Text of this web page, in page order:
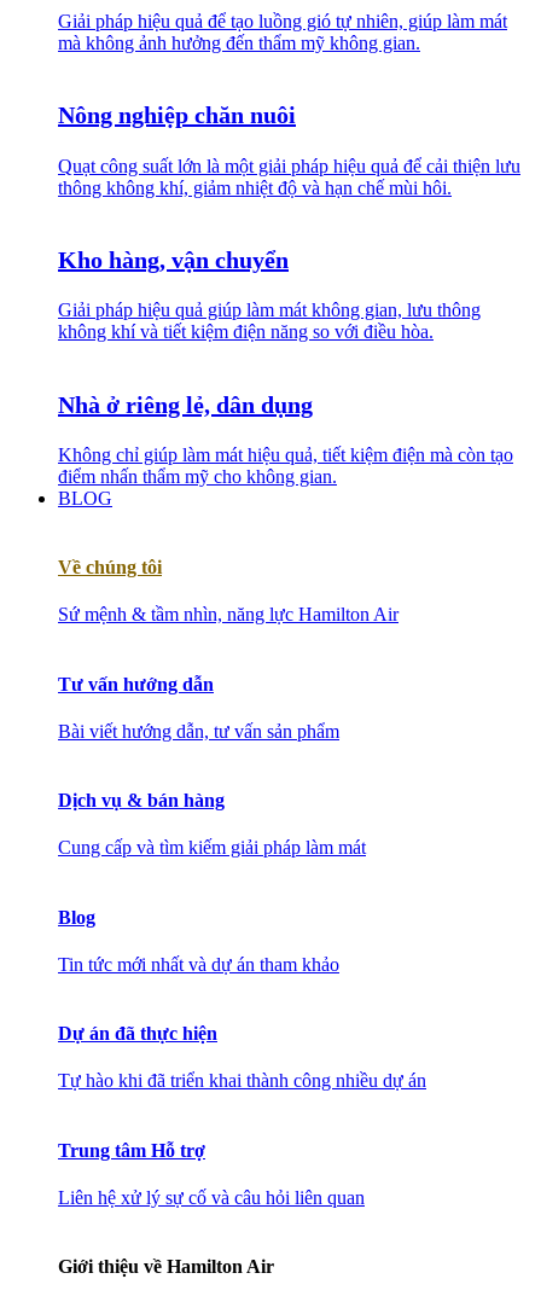
Giải pháp hiệu quả để tạo luồng gió tự nhiên, giúp làm mát
mà không ảnh hưởng đến thẩm mỹ không gian.
Nông nghiệp chăn nuôi
Quạt công suất lớn là một giải pháp hiệu quả để cải thiện lưu
thông không khí, giảm nhiệt độ và hạn chế mùi hôi.
Kho hàng, vận chuyển
Giải pháp hiệu quả giúp làm mát không gian, lưu thông
không khí và tiết kiệm điện năng so với điều hòa.
Nhà ở riêng lẻ, dân dụng
Không chỉ giúp làm mát hiệu quả, tiết kiệm điện mà còn tạo
điểm nhấn thẩm mỹ cho không gian.
BLOG
Về chúng tôi
Sứ mệnh & tầm nhìn, năng lực Hamilton Air
Tư vấn hướng dẫn
Bài viết hướng dẫn, tư vấn sản phẩm
Dịch vụ & bán hàng
Cung cấp và tìm kiếm giải pháp làm mát
Blog
Tin tức mới nhất và dự án tham khảo
Dự án đã thực hiện
Tự hào khi đã triển khai thành công nhiều dự án
Trung tâm Hỗ trợ
Liên hệ xử lý sự cố và câu hỏi liên quan
Giới thiệu về Hamilton Air